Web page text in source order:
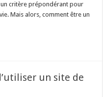
un critère prépondérant pour
Mais alors, comment être un
un site de